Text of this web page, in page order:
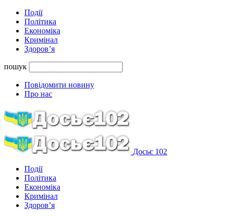
Події
Політика
Економіка
Кримінал
Здоров’я
пошук
Повідомити новину
Про нас
Досьє 102
Події
Політика
Економіка
Кримінал
Здоров’я